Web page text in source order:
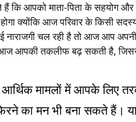
कि आपको माता-पिता के सहयोग और
क्योंकि आज परिवार के किसी
नाराजगी चल रही है तो आज आप
आज आपकी तकलीफ बढ़ सकती है,
आर्थिक मामलों में आपके लिए
का मन भी बना सकते हैं।